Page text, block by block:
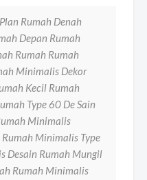
Rumah Denah
Depan Rumah
Rumah Rumah
Minimalis Dekor
Kecil Rumah
Type 60 De Sain
Minimalis
Minimalis Type
Desain Rumah Mungil
Rumah Minimalis